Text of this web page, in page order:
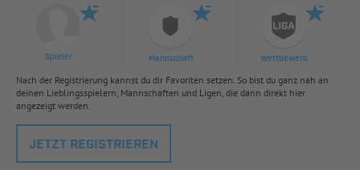
Spieler Mannschaft Wettbewerb
Nach der Registrierung kannst du dir Favoriten setzen. So bist du ganz nah an
deinen Lieblingsspielern, Mannschaften und Ligen, die dann direkt hier
angezeigt werden.
JETZT REGISTRIEREN